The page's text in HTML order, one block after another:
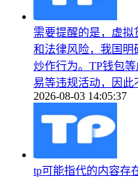
需要提醒的是，虚
和法律风险，我国明
炒作行为。TP钱包
易等违规活动，因此
2026-08-03 14:05:37
tp可能指代的内容存